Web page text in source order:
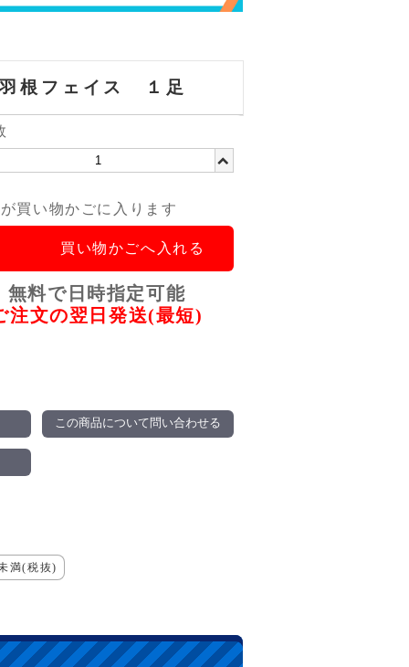
根フェイス １足
買い物かごへ入れる
買い物かごに入ります
無料で日時指定可能
注文の翌日発送(最短)
この商品について問い合わせる
満(税抜)